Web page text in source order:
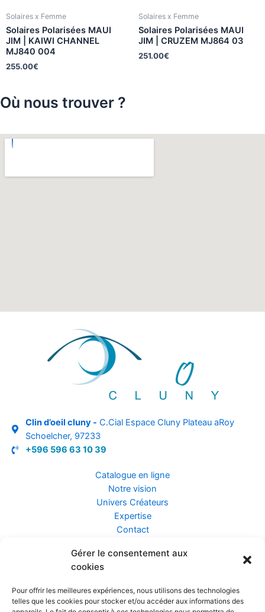
Gérer le consentement aux
cookies
Pour offrir les meilleures expériences, nous utilisons des technologies
telles que les cookies pour stocker et/ou accéder aux informations des
Solaires x Femme
Solaires Polarisées MAUI
JIM | KAIWI CHANNEL
MJ840 004
255.00€
Solaires x Femme
Solaires Polarisées MAUI
JIM | CRUZEM MJ864 03
251.00€
Où nous trouver ?
Clin d’oeil cluny - C.Cial Espace Cluny Plateau aRoy
Schoelcher, 97233
+596 596 63 10 39
Catalogue en ligne
Notre vision
Univers Créateurs
Expertise
Contact
Assurance ZEN
Confidentialité et Données
Conditions Générales de Vente